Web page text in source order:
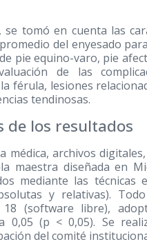
tomó en cuenta las
del enyesado
pie equino-varo, pie
de las
férula, lesiones
tendinosas.
de los resultados
médica, archivos
maestra diseñada en
mediante las técnicas
y relativas).
(software libre),
0,05 (p < 0,05). Se
del comité